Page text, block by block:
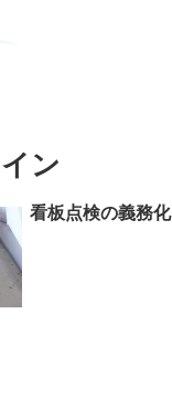
ン
看板点検の義務化